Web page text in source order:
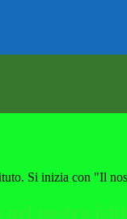
Si inizia con "Il
nel nostro